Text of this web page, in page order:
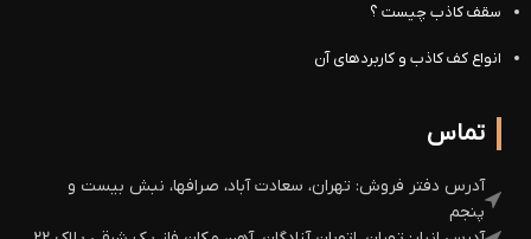
سقف کاذب چیست ؟
انواع کف کاذب و کاربردهای آن
تماس
آدرس دفتر فروش: تهران، سعادت آباد، صرافها، نبش بیست و
پنجم